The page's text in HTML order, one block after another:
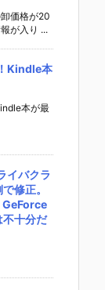
価格が20
が入り ...
Kindle本
本が最
イバクラ
修正。
GeForce
不十分だ